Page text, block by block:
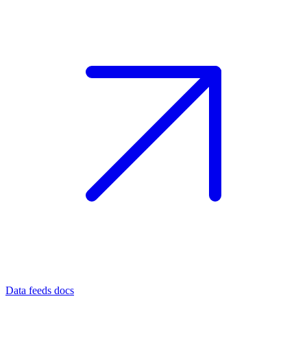
Data feeds docs